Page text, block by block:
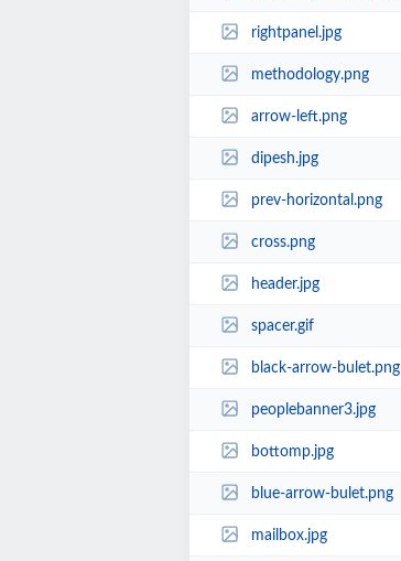
rightpanel.jpg
methodology.png
arrow-left.png
dipesh.jpg
prev-horizontal.png
cross.png
header.jpg
spacer.gif
black-arrow-bulet.png
peoplebanner3.jpg
bottomp.jpg
blue-arrow-bulet.png
mailbox.jpg